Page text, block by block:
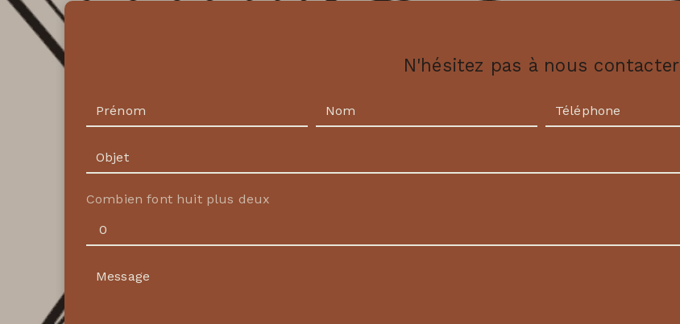
N'hésitez pas à nous contacter
Combien font huit plus deux